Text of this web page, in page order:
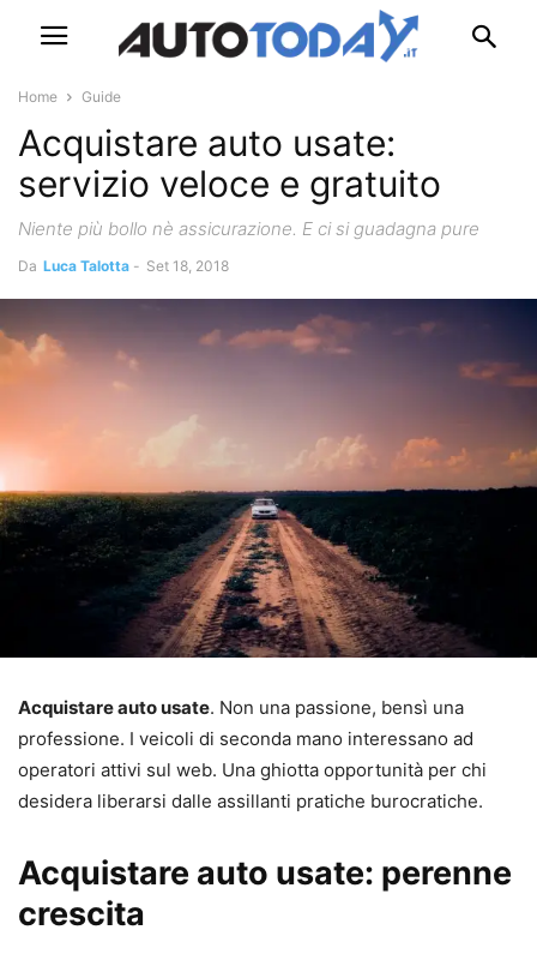
Home Guide
Acquistare auto usate:
servizio veloce e gratuito
Niente più bollo nè assicurazione. E ci si guadagna pure
Da Luca Talotta - Set 18, 2018
Acquistare auto usate. Non una passione, bensì una
professione. I veicoli di seconda mano interessano ad
operatori attivi sul web. Una ghiotta opportunità per chi
desidera liberarsi dalle assillanti pratiche burocratiche.
Acquistare auto usate: perenne
crescita